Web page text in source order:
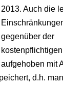
2013. Auch die
gegenüber der
aufgehoben mit
d.h.